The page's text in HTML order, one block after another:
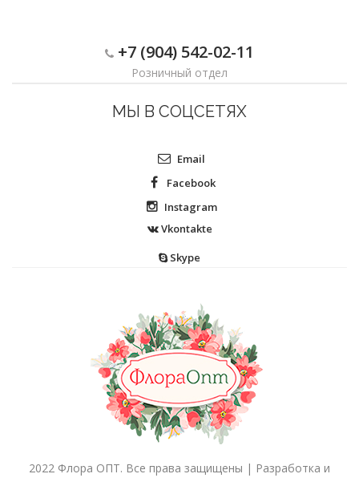
+7 (904) 542-02-11
Розничный отдел
МЫ В СОЦСЕТЯХ
Email
Facebook
Instagram
Vkontakte
Skype
2022 Флора ОПТ. Все права защищены | Разработка и